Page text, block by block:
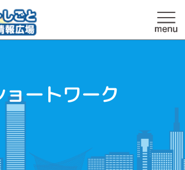
ョートワーク